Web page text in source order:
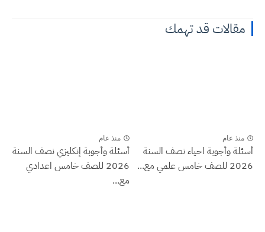
مقالات قد تهمك
منذ عام
أسئلة وأجوبة احياء نصف السنة
2026 للصف خامس علمي مع...
منذ عام
أسئلة وأجوبة إنكليزي نصف السنة
2026 للصف خامس اعدادي
مع...